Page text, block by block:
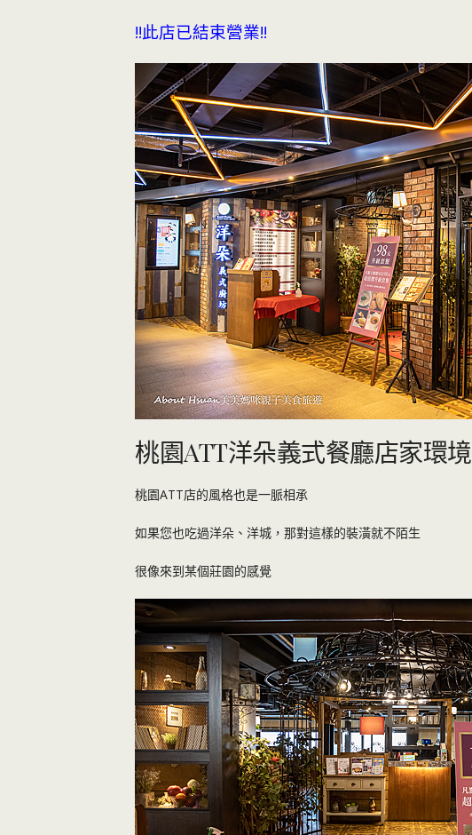
!!此店已結束營業!!
桃園ATT洋朵義式餐廳店家環境
桃園ATT店的風格也是一脈相承
如果您也吃過洋朵、洋城，那對這樣的裝潢就不陌生
很像來到某個莊園的感覺